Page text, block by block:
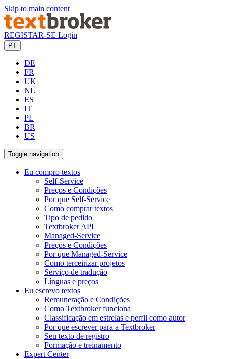
Skip to main content
REGISTAR-SE Login
PT
DE
FR
UK
NL
ES
IT
PL
BR
US
Toggle navigation
Eu compro textos
Self-Service
Preços e Condições
Por que Self-Service
Como comprar textos
Tipo de pedido
Textbroker API
Managed-Service
Preços e Condições
Por que Managed-Service
Como terceirizar projetos
Serviço de tradução
Línguas e preços
Eu escrevo textos
Remuneração e Condições
Como Textbroker funciona
Classificação em estrelas e perfil como autor
Por que escrever para a Textbroker
Seu texto de registro
Formação e treinamento
Expert Center